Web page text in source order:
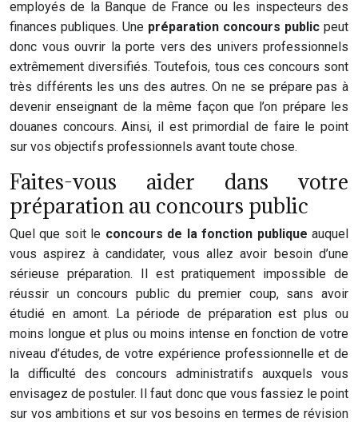
employés de la Banque de France ou les inspecteurs des
finances publiques. Une préparation concours public peut
donc vous ouvrir la porte vers des univers professionnels
extrêmement diversifiés. Toutefois, tous ces concours sont
très différents les uns des autres. On ne se prépare pas à
devenir enseignant de la même façon que l’on prépare les
douanes concours. Ainsi, il est primordial de faire le point
sur vos objectifs professionnels avant toute chose.
Faites-vous aider dans votre
préparation au concours public
Quel que soit le concours de la fonction publique auquel
vous aspirez à candidater, vous allez avoir besoin d’une
sérieuse préparation. Il est pratiquement impossible de
réussir un concours public du premier coup, sans avoir
étudié en amont. La période de préparation est plus ou
moins longue et plus ou moins intense en fonction de votre
niveau d’études, de votre expérience professionnelle et de
la difficulté des concours administratifs auxquels vous
envisagez de postuler. Il faut donc que vous fassiez le point
sur vos ambitions et sur vos besoins en termes de révision